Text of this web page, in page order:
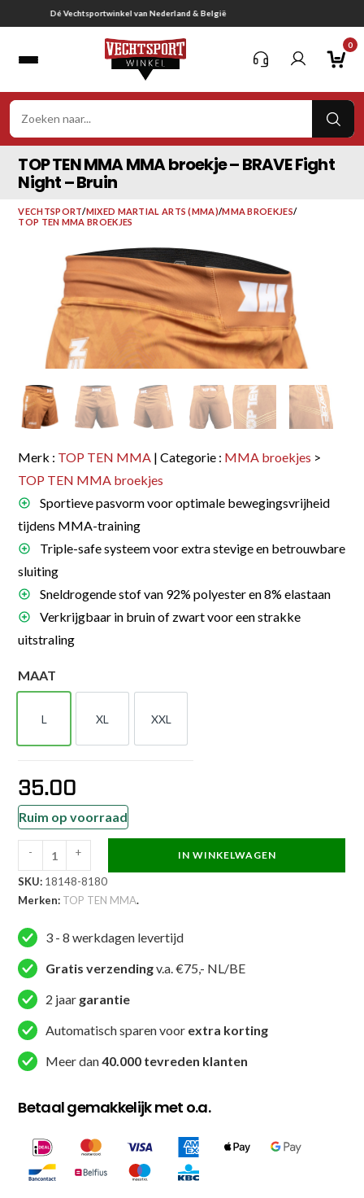
naar
Gratis verzending vanaf € 75,-
0
TOP TEN MMA MMA broekje – BRAVE Fight
Night – Bruin
VECHTSPORT/MIXED MARTIAL ARTS (MMA)/MMA BROEKJES/
TOP TEN MMA BROEKJES
Merk : TOP TEN MMA | Categorie : MMA broekjes >
TOP TEN MMA broekjes
Sportieve pasvorm voor optimale bewegingsvrijheid
tijdens MMA-training
Triple-safe systeem voor extra stevige en betrouwbare
sluiting
Sneldrogende stof van 92% polyester en 8% elastaan
Verkrijgbaar in bruin of zwart voor een strakke
uitstraling
MAAT
L
L
XL
XL
XXL
XXL
35.00
Ruim op voorraad
TEN
MMA
MMA
broekje
-
BRAVE
Fight
Night
Bruin
- + IN WINKELWAGEN
SKU: 18148-8180
Merken: TOP TEN MMA.
3 - 8 werkdagen levertijd
Gratis verzendingv.a. €75,- NL/BE
2 jaar garantie
Automatisch sparen voor extra korting
Meer dan40.000 tevreden klanten
Betaal gemakkelijk met o.a.